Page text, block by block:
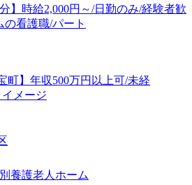
】時給2,000円～/日勤のみ/経験者歓
看護職/パート
養護老人ホーム